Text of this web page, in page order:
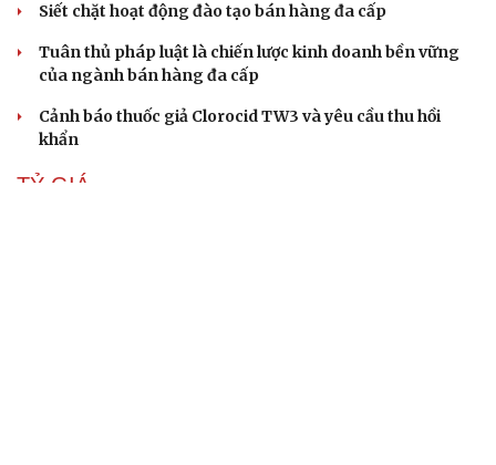
Siết chặt hoạt động đào tạo bán hàng đa cấp
Tuân thủ pháp luật là chiến lược kinh doanh bền vững
của ngành bán hàng đa cấp
Cảnh báo thuốc giả Clorocid TW3 và yêu cầu thu hồi
khẩn
TỶ GIÁ